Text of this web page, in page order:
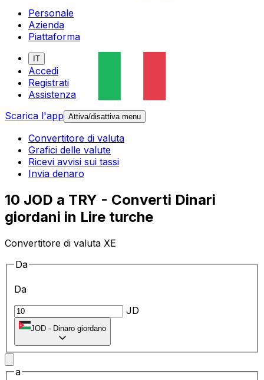
Personale
Azienda
Piattaforma
IT
Accedi
Registrati
Assistenza
Scarica l'app Attiva/disattiva menu
Convertitore di valuta
Grafici delle valute
Ricevi avvisi sui tassi
Invia denaro
10 JOD a TRY - Converti Dinari
giordani in Lire turche
Convertitore di valuta XE
Da
Da
JD
JOD - Dinaro giordano
a